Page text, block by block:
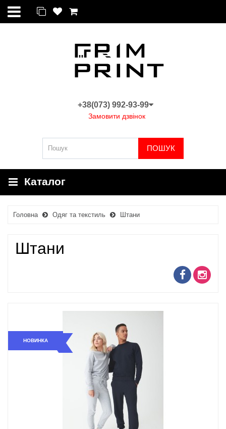
+38(073) 992-93-99
Замовити дзвінок
ПОШУК
Каталог
Головна Одяг та текстиль Штани
Штани
НОВИНКА